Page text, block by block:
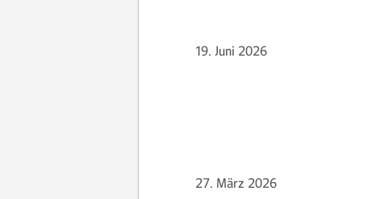
19. Juni 2026
27. März 2026